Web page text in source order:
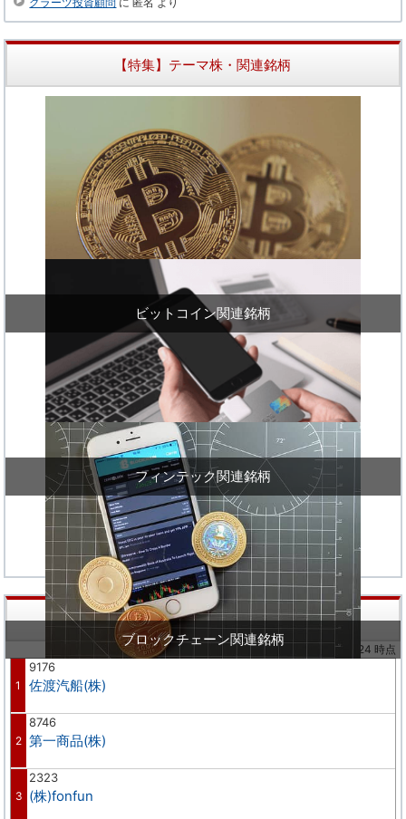
【特集】テーマ株・関連銘柄
ビットコイン関連銘柄
フィンテック関連銘柄
ブロックチェーン関連銘柄
株価値上り率ランキング
※02/24 時点
1
9176
佐渡汽船(株)
2
8746
第一商品(株)
3
2323
(株)fonfun